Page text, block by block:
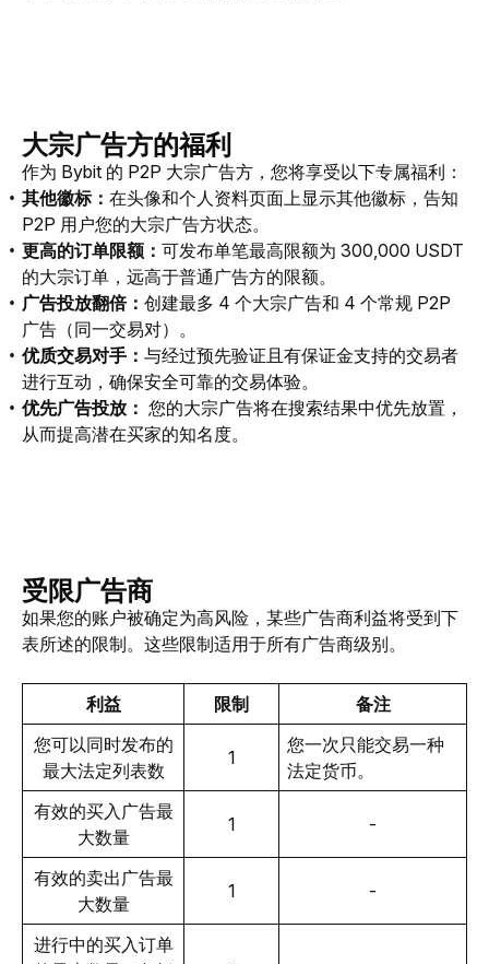
大宗广告方的福利
作为 Bybit 的 P2P 大宗广告方 ，您将享受以下专属福利：
其他徽标： 在头像和个人资料页面上显示其他徽标，告知
P2P 用户您的大宗广告方状态。
更高的订单限额： 可发布单笔最高限额为 300,000 USDT
的大宗订单，远高于普通广告方的限额。
广告投放翻倍： 创建最多 4 个大宗广告和 4 个常规 P2P
广告（同一交易对）。
优质交易对手： 与经过预先验证且有保证金支持的交易者
进行互动，确保安全可靠的交易体验。
优先广告投放： 您的大宗广告将在搜索结果中优先放置，
从而提高潜在买家的知名度。
受限广告商
如果您的账户被确定为高风险，某些广告商利益将受到下
表所述的限制。这些限制适用于所有广告商级别。
利益 限制
备注
您可以同时发布的
最大法定列表数
1
您一次只能交易一种
法定货币。
有效的买入广告最
大数量
1 -
有效的卖出广告最
大数量
1 -
进行中的买入订单